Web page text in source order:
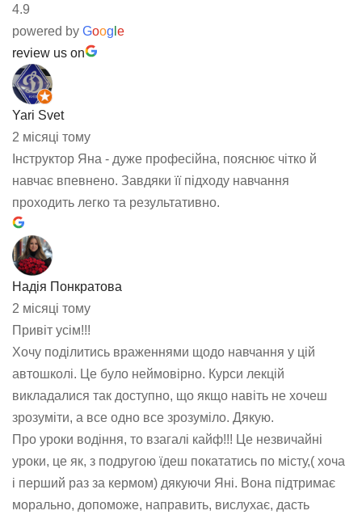
4.9
powered by Goog e
review us on
Yari Svet
2 місяці тому
Інструктор Яна - дуже професійна, пояснює чітко й
навчає впевнено. Завдяки її підходу навчання
проходить легко та результативно.
Надія Понкратова
2 місяці тому
Привіт усім!!!
Хочу поділитись враженнями щодо навчання у цій
автошколі. Це було неймовірно. Курси лекцій
викладалися так доступно, що якщо навіть не хочеш
зрозуміти, а все одно все зрозуміло. Дякую.
Про уроки водіння, то взагалі кайф!!! Це незвичайні
уроки, це як, з подругою їдеш покататись по місту,( хоча
і перший раз за кермом) дякуючи Яні. Вона підтримає
морально, допоможе, направить, вислухає, дасть